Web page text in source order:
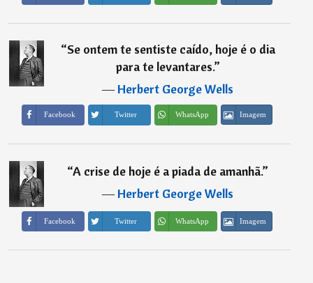
“Se ontem te sentiste caído, hoje é o dia
para te levantares.”
―Herbert George Wells
Facebook Twitter WhatsApp Imagem
“A crise de hoje é a piada de amanhã.”
―Herbert George Wells
Facebook Twitter WhatsApp Imagem